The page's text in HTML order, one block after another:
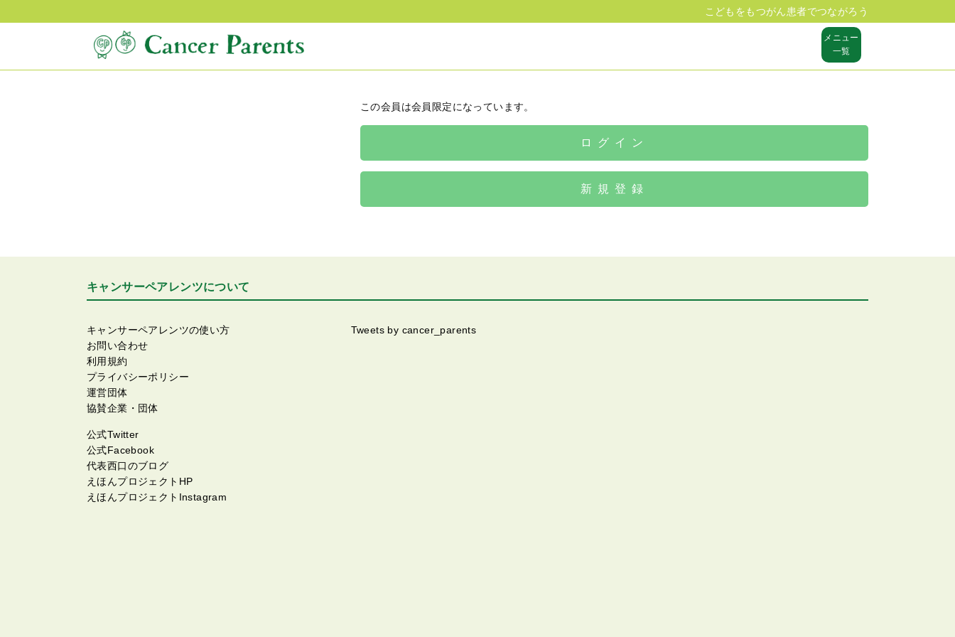
こどもをもつがん患者でつながろう
メニュー
一覧
この会員は会員限定になっています。
ログイン
新規登録
キャンサーペアレンツについて
キャンサーペアレンツの使い方
お問い合わせ
利用規約
プライバシーポリシー
運営団体
協賛企業・団体
公式Twitter
公式Facebook
代表西口のブログ
えほんプロジェクトHP
えほんプロジェクトInstagram
Tweets by cancer_parents